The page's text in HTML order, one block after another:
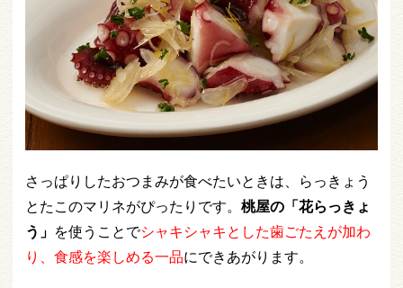
さっぱりしたおつまみが食べたいときは、らっきょう
とたこのマリネがぴったりです。 桃屋の「花らっきょ
う」 を使うことでシャキシャキとした歯ごたえが加わ
り、食感を楽しめる一品にできあがります。